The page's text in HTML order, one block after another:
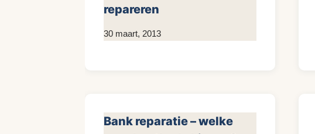
repareren
Door
30 maart, 2013
Bank reparatie – welke